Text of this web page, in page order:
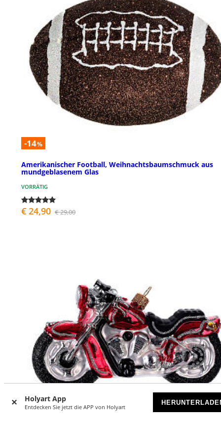
Holyart App
Entdecken Sie jetzt die APP von Holyart
-14%
Amerikanischer Football, Weihnachtsbaumschmuck aus
mundgeblasenem Glas
VORRÄTIG
€ 24,90 € 29,00